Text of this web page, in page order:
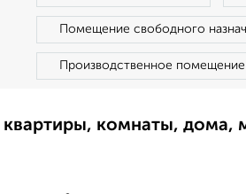
Помещение свободного
Производственное помещение
комнаты, дома,